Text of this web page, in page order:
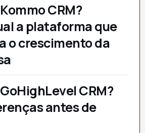
CRM?
a plataforma que
o crescimento da
CRM?
antes de